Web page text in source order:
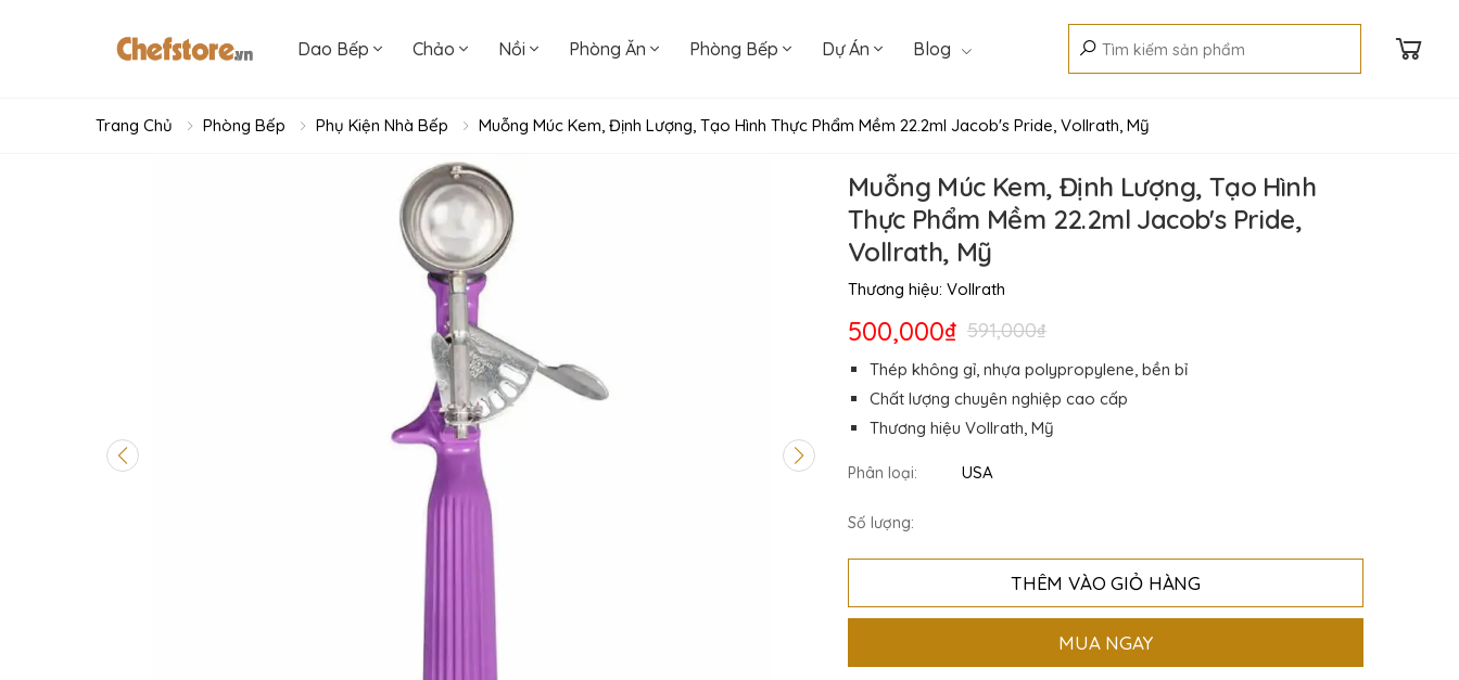
Dao Bếp Chảo Nồi Phòng Ăn Phòng Bếp Dự Án Blog
Trang Chủ Phòng Bếp Phụ Kiện Nhà Bếp Muỗng Múc Kem, Định Lượng, Tạo Hình Thực Phẩm Mềm 22.2ml Jacob's Pride, Vollrath, Mỹ
Muỗng Múc Kem, Định Lượng, Tạo Hình
Thực Phẩm Mềm 22.2ml Jacob's Pride,
Vollrath, Mỹ
Thương hiệu: Vollrath
500,000₫ 591,000₫
Thép không gỉ, nhựa polypropylene, bền bỉ
Chất lượng chuyên nghiệp cao cấp
Thương hiệu Vollrath, Mỹ
Phân loại: USA
Số lượng:
THÊM VÀO GIỎ HÀNG
MUA NGAY